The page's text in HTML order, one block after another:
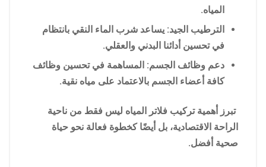
المياه.
الترطيب الجيد: يساعد شرب الماء النقي بانتظام
في تحسين أدائنا البدني والعقلي.
دعم وظائف الجسم: المساهمة في تحسين وظائف
كافة أعضاء الجسم بالاعتماد على مياه نقية.
تبرز أهمية تركيب فلاتر المياه ليس فقط من ناحية
الراحة الاقتصادية، بل أيضًا كخطوة فعالة نحو حياة
صحية أفضل.